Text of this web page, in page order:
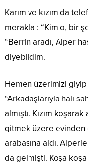
Karım ve kızım da
merakla : “Kim o, bir
“Berrin aradı, Alper
diyebildim.
Hemen üzerimizi giyip
“Arkadaşlarıyla halı
almıştı. Kızım
gitmek üzere evinden
arabasına aldı.
da gelmişti. Koşa koşa